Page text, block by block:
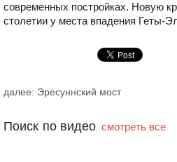
современных постройках. Новую
столетии у места впадения Геты-
далее: Эресуннский мост
Поиск по видео смотреть все